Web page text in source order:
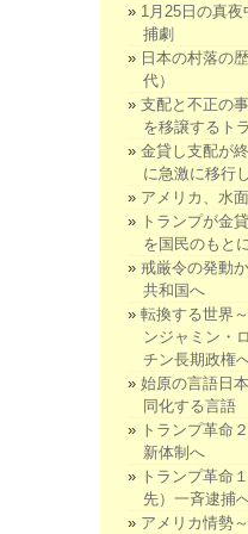
1月25日の真
捕劇
日本の村落の
代）
支配と不正の
を移譲するト
金貸し支配が
に急激に移行
アメリカ、水
トランプが金
を国民のもと
戒厳令の発動
共和国へ
転換する世界
ンジャミン・
チン長期政権
始原の言語日
同化する言語
トランプ革命
新体制へ
トランプ革命
先）一斉逮捕
アメリカ情勢